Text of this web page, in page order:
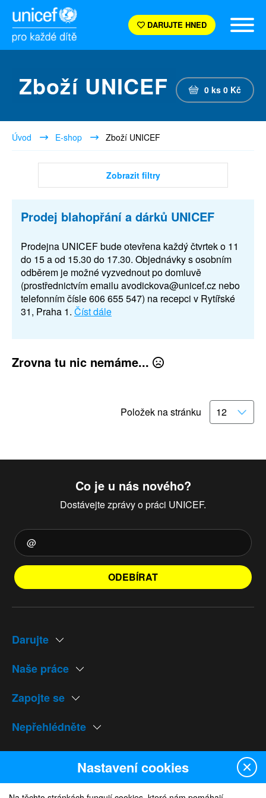
DARUJTE HNED
Zboží UNICEF 0 ks 0 Kč
Úvod E-shop Zboží UNICEF
Zobrazit filtry
Prodej blahopřání a dárků UNICEF
Prodejna UNICEF bude otevřena každý čtvrtek o 11
do 15 a od 15.30 do 17.30. Objednávky s osobním
odběrem je možné vyzvednout po domluvě
(prostřednictvím emailu avodickova@unicef.cz nebo
telefonním čísle 606 655 547) na recepci v Rytířské
31, Praha 1. Číst dále
Zrovna tu nic nemáme...
Položek na stránku
Co je u nás nového?
Dostávejte zprávy o práci UNICEF.
ODEBÍRAT
Darujte
Naše práce
Zapojte se
Nepřehlédněte
Naše weby
Nastavení cookies